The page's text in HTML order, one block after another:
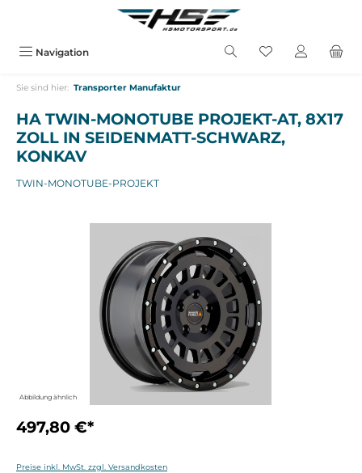
Navigation
Sie sind hier: Transporter Manufaktur
HA TWIN-MONOTUBE PROJEKT-AT, 8X17
ZOLL IN SEIDENMATT-SCHWARZ,
KONKAV
TWIN-MONOTUBE-PROJEKT
Abbildung ähnlich
497,80 €*
Preise inkl. MwSt. zzgl. Versandkosten